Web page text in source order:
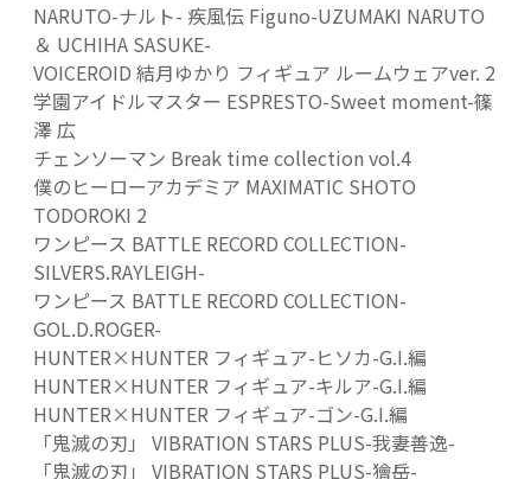
NARUTO-ナルト- 疾風伝 Figuno-UZUMAKI NARUTO
＆ UCHIHA SASUKE-
VOICEROID 結月ゆかり フィギュア ルームウェアver. 2
学園アイドルマスター ESPRESTO-Sweet moment-篠
澤 広
チェンソーマン Break time collection vol.4
僕のヒーローアカデミア MAXIMATIC SHOTO
TODOROKI 2
ワンピース BATTLE RECORD COLLECTION-
SILVERS.RAYLEIGH-
ワンピース BATTLE RECORD COLLECTION-
GOL.D.ROGER-
HUNTER×HUNTER フィギュア-ヒソカ-G.I.編
HUNTER×HUNTER フィギュア-キルア-G.I.編
HUNTER×HUNTER フィギュア-ゴン-G.I.編
「鬼滅の刃」 VIBRATION STARS PLUS-我妻善逸-
「鬼滅の刃」 VIBRATION STARS PLUS-獪岳-